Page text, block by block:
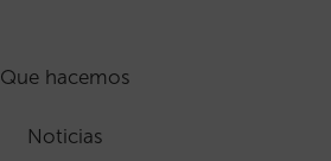
Que hacemos
Noticias